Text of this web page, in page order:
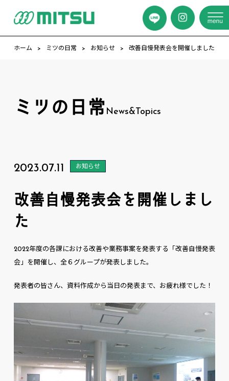
ホーム ミツの日常 お知らせ 改善自慢発表会を開催しました
ミツの日常News&Topics
2023.07.11 お知らせ
改善自慢発表会を開催しまし
た
2022年度の各課における改善や業務事案を発表する「改善自慢発表
会」を開催し、全６グループが発表しました。
発表者の皆さん、資料作成から当日の発表まで、お疲れ様でした！